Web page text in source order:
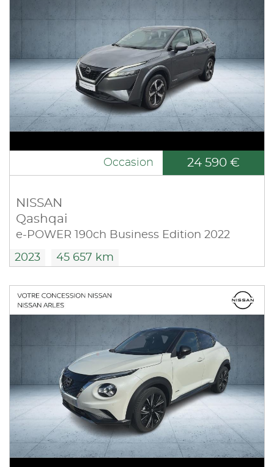
Occasion 24 590 €
NISSAN
Qashqai
e-POWER 190ch Business Edition 2022
2023 45 657 km